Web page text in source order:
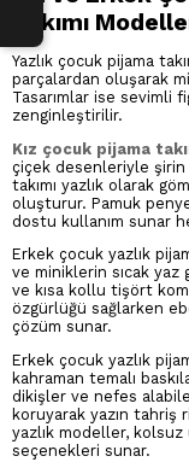
Takımı
Yazlık çocuk pijama
parçalardan oluşarak
Tasarımlar ise sevimli
zenginleştirilir.
Kız çocuk pijama
çiçek desenleriyle şirin
takımı yazlık olarak
oluşturur. Pamuk
dostu kullanım sunar
Erkek çocuk yazlık
ve miniklerin sıcak yaz
ve kısa kollu tişört
özgürlüğü sağlarken
çözüm sunar.
Erkek çocuk yazlık
kahraman temalı
dikişler ve nefes
koruyarak yazın tahriş
yazlık modeller,
seçenekleri sunar.